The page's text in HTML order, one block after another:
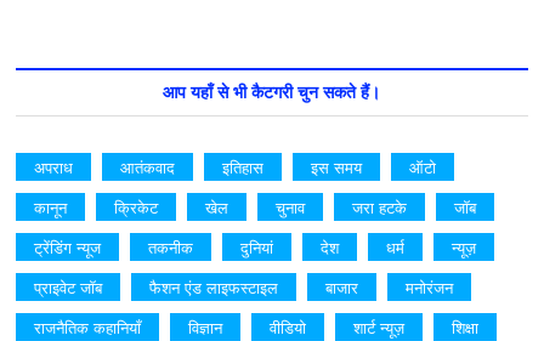
आप यहाँ से भी कैटगरी चुन सकते हैं।
अपराध आतंकवाद इतिहास इस समय
ऑटो
कानून
क्रिकेट खेल चुनाव जरा हटके
जॉब
ट्रेंडिंग न्यूज
तकनीक दुनियां देश धर्म
न्यूज़
प्राइवेट जॉब
फैशन एंड लाइफस्टाइल बाजार
मनोरंजन
राजनैतिक कहानियाँ
विज्ञान वीडियो शार्ट न्यूज़
शिक्षा